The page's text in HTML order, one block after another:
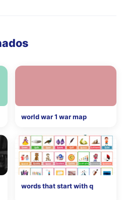
world war 1 war map
words that start with q